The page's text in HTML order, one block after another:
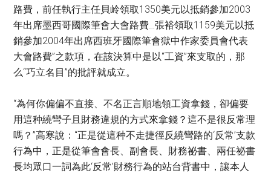
路費，前任執行主任貝岭領取1350美元以抵銷參加2003
年出席墨西哥國際筆會大會路費…張裕領取1159美元以抵
銷參加2004年出席西班牙國際筆會獄中作家委員會代表
大會路費”之款項，在該決算中是以“工資”來支取的，那
么“巧立名目”的批評就成立。
“為何你偏偏不直接、不名正言順地領工資拿錢，卻偏要
用這种繞彎子且財務違規的方式來拿錢？這不是很反常理
嗎？”高寒說：“正是從這种不走捷徑反繞彎路的‘反常’支款
行為中，正是從筆會會長、副會長、財務祕書、兩任祕書
長均眾口一詞為此‘反常’財務行為的站台背書中，讓本人